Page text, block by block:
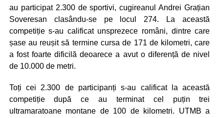
au participat 2.300 de sportivi, cugireanul Andrei Grațian
Soveresan clasându-se pe locul 274. La această
competiție s-au calificat unsprezece români, dintre care
șase au reușit să termine cursa de 171 de kilometri, care
a fost foarte dificilă deoarece a avut o diferență de nivel
de 10.000 de metri.
Toți cei 2.300 de participanți s-au calificat la această
competiție după ce au terminat cel puțin trei
ultramaratoane montane de 100 de kilometri. UTMB a